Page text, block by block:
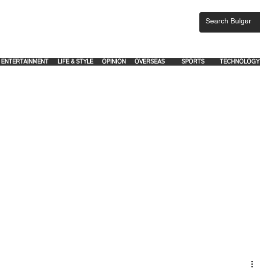
TECHNOLOGY
SPORTS
OVERSEAS
OPINION
LIFE & STYLE
ENTERTAINMENT . .